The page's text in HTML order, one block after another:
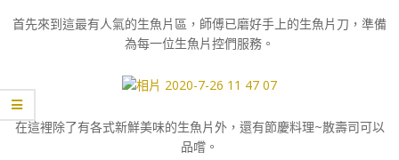
首先來到這最有人氣的生魚片區，師傅已磨好手上的生魚片刀，準備
為每一位生魚片控們服務。
在這裡除了有各式新鮮美味的生魚片外，還有節慶料理~散壽司可以
品嚐。